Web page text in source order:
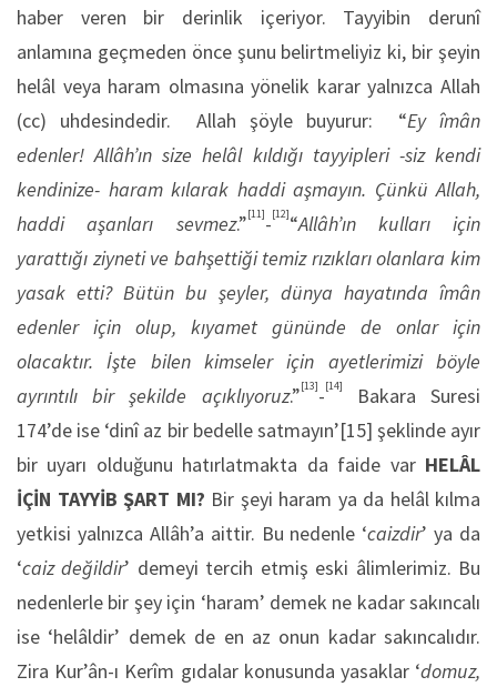
haber veren bir derinlik içeriyor. Tayyibin derunî
anlamına geçmeden önce şunu belirtmeliyiz ki, bir şeyin
helâl veya haram olmasına yönelik karar yalnızca Allah
(cc) uhdesindedir.
Allah şöyle buyurur: “Ey îmân
edenler! Allâh’ın size helâl kıldığı tayyipleri -siz kendi
kendinize- haram kılarak haddi aşmayın. Çünkü Allah,
haddi aşanları sevmez.”[11]-[12]“Allâh’ın kulları için
yarattığı ziyneti ve bahşettiği temiz rızıkları olanlara kim
yasak etti? Bütün bu şeyler, dünya hayatında îmân
edenler için olup, kıyamet gününde de onlar için
olacaktır. İşte bilen kimseler için ayetlerimizi böyle
ayrıntılı bir şekilde açıklıyoruz.”[13]-[14]
Bakara Suresi
174’de ise ‘dinî az bir bedelle satmayın’[15] şeklinde ayır
bir uyarı olduğunu hatırlatmakta da faide var HELÂL
İÇİN TAYYİB ŞART MI? Bir şeyi haram ya da helâl kılma
yetkisi yalnızca Allâh’a aittir. Bu nedenle ‘caizdir’ ya da
‘caiz değildir’ demeyi tercih etmiş eski âlimlerimiz. Bu
nedenlerle bir şey için ‘haram’ demek ne kadar sakıncalı
ise ‘helâldir’ demek de en az onun kadar sakıncalıdır.
Zira Kur’ân-ı Kerîm gıdalar konusunda yasaklar ‘domuz,